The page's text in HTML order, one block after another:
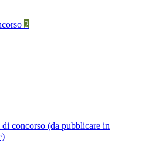
2
concorso (da pubblicare in